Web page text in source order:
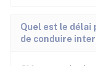
Quel est le délai
de conduire